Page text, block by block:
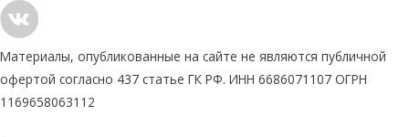
Материалы, опубликованные на сайте не являются публичной
офертой согласно 437 статье ГК РФ. ИНН 6686071107 ОГРН
1169658063112